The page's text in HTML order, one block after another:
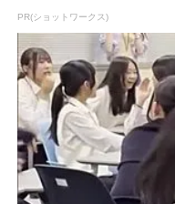
PR(ショットワークス)